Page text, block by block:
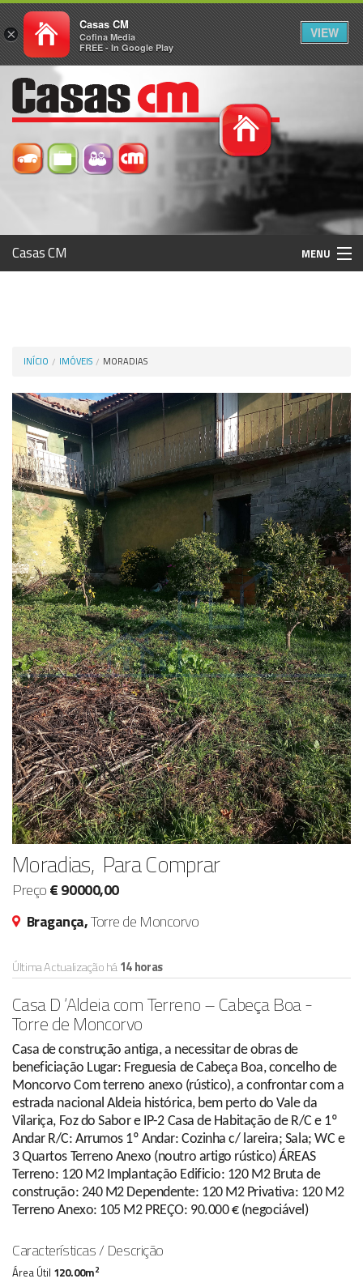
Casas CM MENU
INÍCIO IMÓVEIS MORADIAS
Moradias, Para Comprar
Preço€ 90000,00
Bragança,Torre de Moncorvo
Última Actualização há14 horas
Casa D ‘Aldeia com Terreno – Cabeça Boa -
Torre de Moncorvo
Casa de construção antiga, a necessitar de obras de
beneficiação Lugar: Freguesia de Cabeça Boa, concelho de
Moncorvo Com terreno anexo (rústico), a confrontar com a
estrada nacional Aldeia histórica, bem perto do Vale da
Vilariça, Foz do Sabor e IP-2 Casa de Habitação de R/C e 1º
Andar R/C: Arrumos 1º Andar: Cozinha c/ lareira; Sala; WC e
3 Quartos Terreno Anexo (noutro artigo rústico) ÁREAS
Terreno: 120 M2 Implantação Edificio: 120 M2 Bruta de
construção: 240 M2 Dependente: 120 M2 Privativa: 120 M2
Terreno Anexo: 105 M2 PREÇO: 90.000 € (negociável)
Características / Descrição
Área Útil 120.00m2
×
Casas CM
Cofina Media
FREE - In Google Play
VIEW